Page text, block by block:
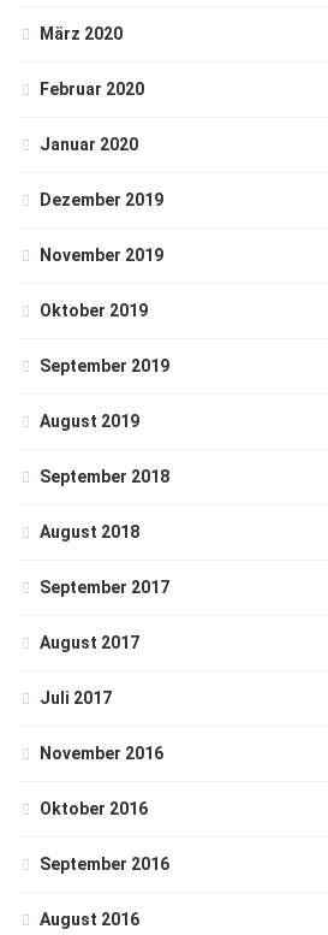
März 2020
Februar 2020
Januar 2020
Dezember 2019
November 2019
Oktober 2019
September 2019
August 2019
September 2018
August 2018
September 2017
August 2017
Juli 2017
November 2016
Oktober 2016
September 2016
August 2016